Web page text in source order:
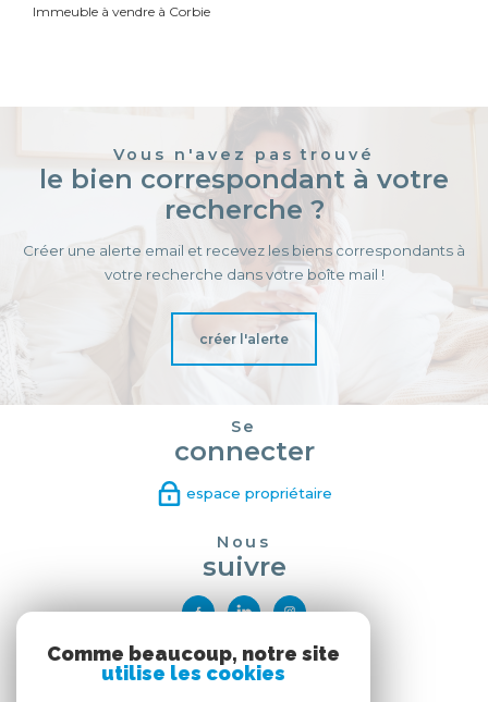
Immeuble à vendre à Corbie
Vous n'avez pas trouvé
le bien correspondant à votre
recherche ?
Créer une alerte email et recevez les biens correspondants à
votre recherche dans votre boîte mail !
créer l'alerte
Se
connecter
espace propriétaire
Nous
suivre
Nous
adhérons
Comme beaucoup, notre site
utilise les cookies